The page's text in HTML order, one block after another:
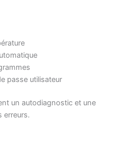
passe utilisateur
un autodiagnostic et une
erreurs.